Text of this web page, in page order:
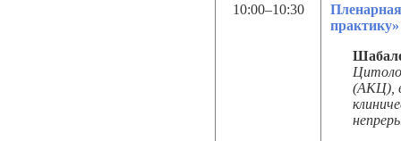
10:00–10:30
практику»
(АКЦ),